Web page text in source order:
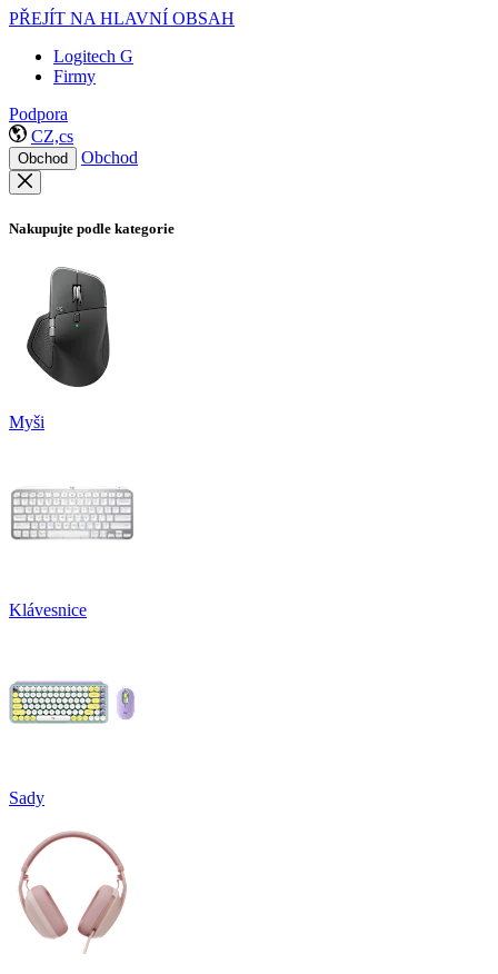
PŘEJÍT NA HLAVNÍ OBSAH
Logitech G
Firmy
Podpora
CZ,cs
Obchod Obchod
Nakupujte podle kategorie
Myši
Klávesnice
Sady